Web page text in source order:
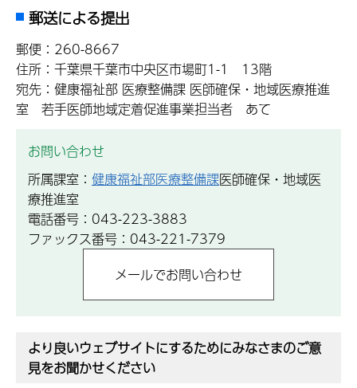
郵送による提出
郵便：260-8667
住所：千葉県千葉市中央区市場町1-1 13階
宛先：健康福祉部 医療整備課 医師確保・地域医療推進
室 若手医師地域定着促進事業担当者 あて
お問い合わせ
所属課室： 健康福祉部医療整備課医師確保・地域医
療推進室
電話番号：043-223-3883
ファックス番号：043-221-7379
より良いウェブサイトにするためにみなさまのご意
見をお聞かせください